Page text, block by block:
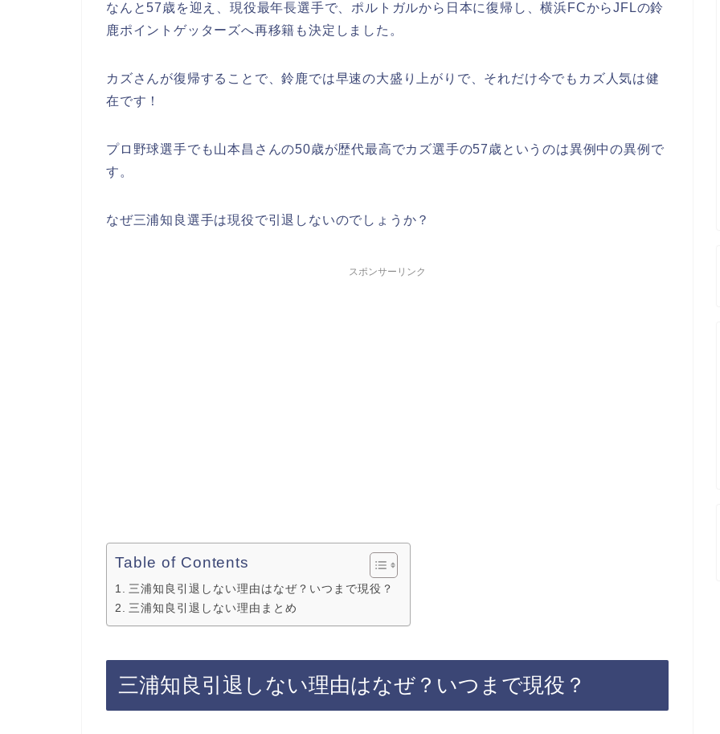
なんと57歳を迎え、現役最年長選手で、ポルトガルから日本に復帰し、横浜FCからJFLの鈴
鹿ポイントゲッターズへ再移籍も決定しました。
カズさんが復帰することで、鈴鹿では早速の大盛り上がりで、それだけ今でもカズ人気は健
在です！
プロ野球選手でも山本昌さんの50歳が歴代最高でカズ選手の57歳というのは異例中の異例で
す。
なぜ三浦知良選手は現役で引退しないのでしょうか？
スポンサーリンク
Table of Contents
三浦知良引退しない理由はなぜ？いつまで現役？
三浦知良引退しない理由まとめ
三浦知良引退しない理由はなぜ？いつまで現役？